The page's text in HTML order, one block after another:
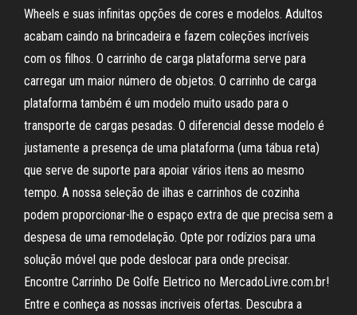
Wheels e suas infinitas opções de cores e modelos. Adultos
acabam caindo na brincadeira e fazem coleções incríveis
com os filhos. O carrinho de carga plataforma serve para
carregar um maior número de objetos. O carrinho de carga
plataforma também é um modelo muito usado para o
transporte de cargas pesadas. O diferencial desse modelo é
justamente a presença de uma plataforma (uma tábua reta)
que serve de suporte para apoiar vários itens ao mesmo
tempo. A nossa seleção de ilhas e carrinhos de cozinha
podem proporcionar-lhe o espaço extra de que precisa sem a
despesa de uma remodelação. Opte por rodízios para uma
solução móvel que pode deslocar para onde precisar.
Encontre Carrinho De Golfe Eletrico no MercadoLivre.com.br!
Entre e conheça as nossas incriveis ofertas. Descubra a